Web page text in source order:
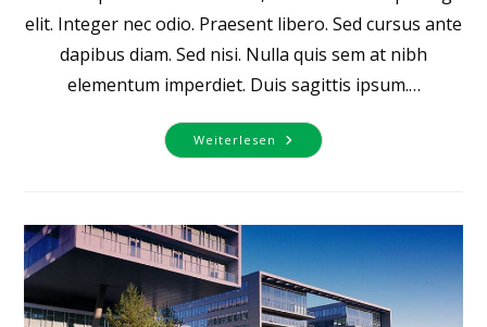
elit. Integer nec odio. Praesent libero. Sed cursus ante
dapibus diam. Sed nisi. Nulla quis sem at nibh
elementum imperdiet. Duis sagittis ipsum.…
Weiterlesen Pellentesque
Nibh